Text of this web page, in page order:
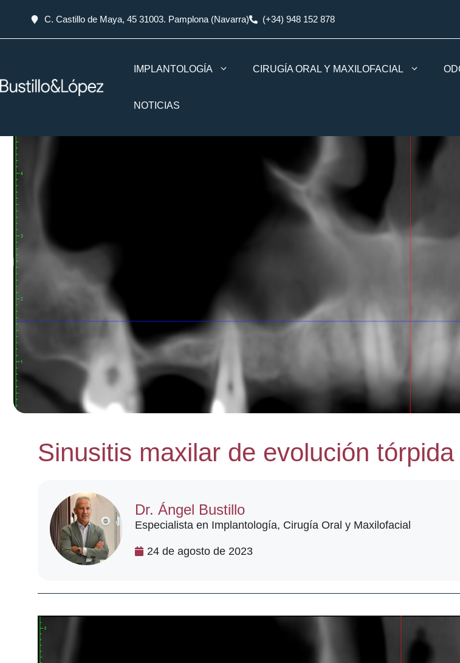
C. Castillo de Maya, 45 31003. Pamplona (Navarra) (+34) 948 152 878
IMPLANTOLOGÍA CIRUGÍA ORAL Y MAXILOFACIAL
NOTICIAS
Sinusitis maxilar de evolución tórpida
Dr. Ángel Bustillo
Especialista en Implantología, Cirugía Oral y Maxilofacial
24 de agosto de 2023